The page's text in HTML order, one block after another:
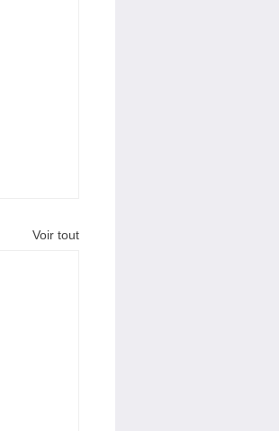
Voir tout